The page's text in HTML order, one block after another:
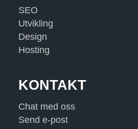
SEO
Utvikling
Design
Hosting
KONTAKT
Chat med oss
Send e-post